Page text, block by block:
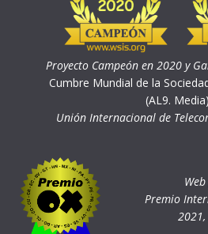
Proyecto Campeón en 2020 y
Cumbre Mundial de la
(AL9. Media)
Unión Internacional de
Premio